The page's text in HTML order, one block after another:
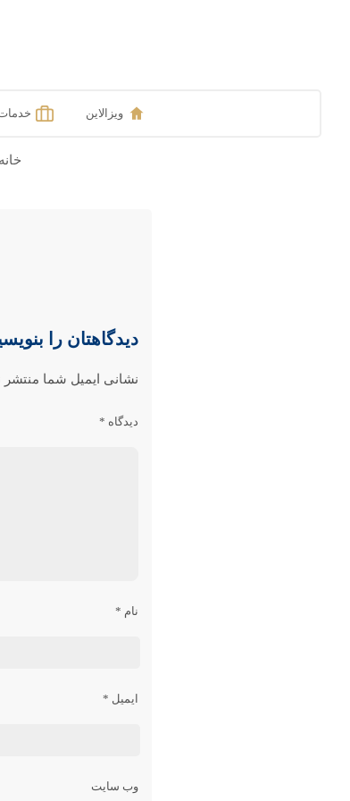
ویزالاین
خانه
دیدگاهتان را
نشانی ایمیل شما منتشر
دیدگاه *
نام *
ایمیل *
وب‌ سایت